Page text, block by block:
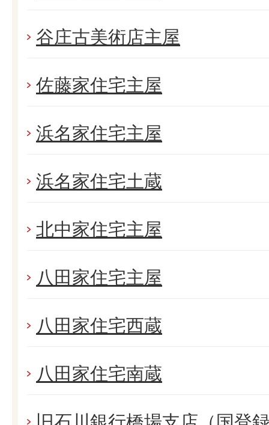
谷庄古美術店主屋
佐藤家住宅主屋
浜名家住宅主屋
浜名家住宅土蔵
北中家住宅主屋
八田家住宅主屋
八田家住宅西蔵
八田家住宅南蔵